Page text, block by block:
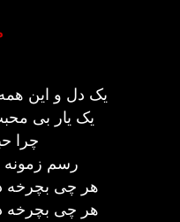
یک دل و این
یک یار بی
چرا
رسم زمونه
هر چی بچرخه
هر چی بچرخه